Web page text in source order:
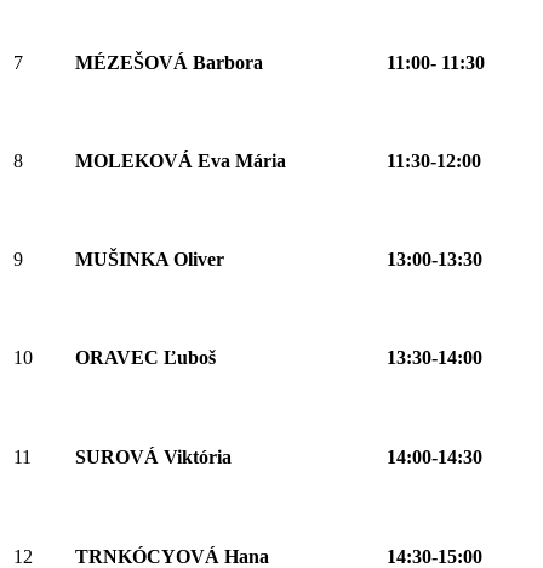
7 MÉZEŠOVÁ Barbora 11:00- 11:30
8 MOLEKOVÁ Eva Mária 11:30-12:00
9 MUŠINKA Oliver 13:00-13:30
10 ORAVEC Ľuboš 13:30-14:00
11 SUROVÁ Viktória 14:00-14:30
12 TRNKÓCYOVÁ Hana 14:30-15:00